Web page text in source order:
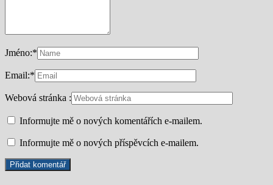
Jméno:*
Email:*
Webová stránka :
Informujte mě o nových komentářích e-mailem.
Informujte mě o nových příspěvcích e-mailem.